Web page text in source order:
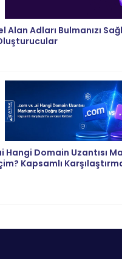
Alan Adları Bulmanızı
Hangi Domain Uzantısı
Kapsamlı